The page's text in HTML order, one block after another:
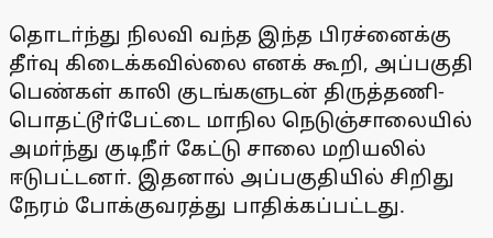
தொடா்ந்து நிலவி வந்த இந்த பிரச்னைக்கு
தீா்வு கிடைக்கவில்லை எனக் கூறி, அப்பகுதி
பெண்கள் காலி குடங்களுடன் திருத்தணி-
பொதட்டூா்பேட்டை மாநில நெடுஞ்சாலையில்
அமா்ந்து குடிநீா் கேட்டு சாலை மறியலில்
ஈடுபட்டனா். இதனால் அப்பகுதியில் சிறிது
நேரம் போக்குவரத்து பாதிக்கப்பட்டது.